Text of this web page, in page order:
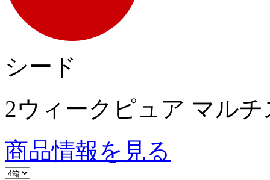
シード
2ウィークピュア マル
商品情報を見る